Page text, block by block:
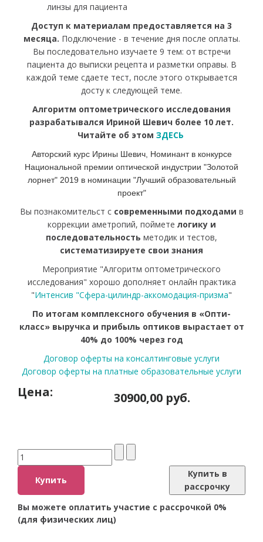
линзы для пациента
Доступ к материалам предоставляется на 3
месяца. Подключение - в течение дня после оплаты.
Вы последовательно изучаете 9 тем: от встречи
пациента до выписки рецепта и разметки оправы. В
каждой теме сдаете тест, после этого открывается
досту к следующей теме.
Алгоритм оптометрического исследования
разрабатывался Ириной Шевич более 10 лет.
Читайте об этом ЗДЕСЬ
Авторский курс Ирины Шевич, Номинант в конкурсе
Национальной премии оптической индустрии "Золотой
лорнет" 2019 в номинации "Лучший образовательный
проект"
Вы познакомительст с современными подходами в
коррекции аметропий, поймете логику и
последовательность методик и тестов,
систематизируете свои знания
Мероприятие "Алгоритм оптометрического
исследования" хорошо дополняет онлайн практика
"Интенсив "Сфера-цилиндр-аккомодация-призма"
По итогам комплексного обучения в «Опти-
класс» выручка и прибыль оптиков вырастает от
40% до 100% через год
Договор оферты на консалтинговые услуги
Договор оферты на платные образовательные услуги
Цена: 30900,00 руб.
Купить в
рассрочку
Вы можете оплатить участие с рассрочкой 0%
(для физических лиц)